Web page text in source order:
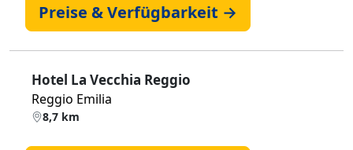
Preise & Verfügbarkeit →
Hotel La Vecchia Reggio
Reggio Emilia
8,7 km